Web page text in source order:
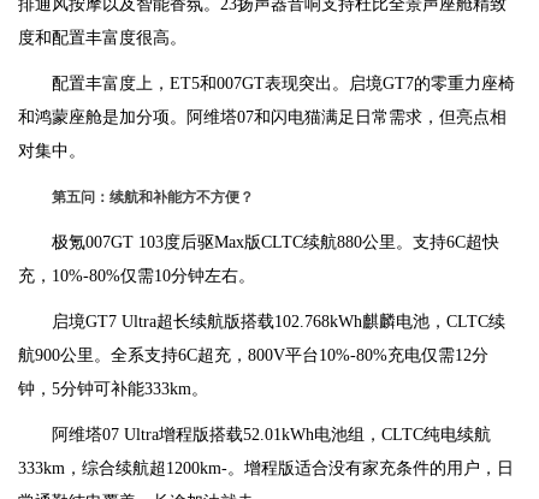
排通风按摩以及智能香氛。23扬声器音响支持杜比全景声座舱精致
度和配置丰富度很高。
配置丰富度上，ET5和007GT表现突出。启境GT7的零重力座椅
和鸿蒙座舱是加分项。阿维塔07和闪电猫满足日常需求，但亮点相
对集中。
第五问：续航和补能方不方便？
极氪007GT 103度后驱Max版CLTC续航880公里。支持6C超快
充，10%-80%仅需10分钟左右。
启境GT7 Ultra超长续航版搭载102.768kWh麒麟电池，CLTC续
航900公里。全系支持6C超充，800V平台10%-80%充电仅需12分
钟，5分钟可补能333km。
阿维塔07 Ultra增程版搭载52.01kWh电池组，CLTC纯电续航
333km，综合续航超1200km-。增程版适合没有家充条件的用户，日